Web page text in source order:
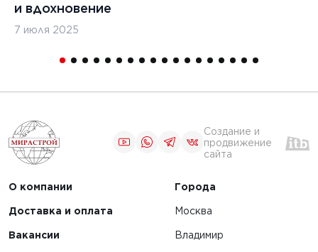
и вдохновение
7 июля 2025
Создание и
продвижение
сайта
О компании
Доставка и оплата
Вакансии
Города
Москва
Владимир